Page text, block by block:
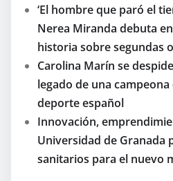
‘El hombre que paró el
Nerea Miranda debuta
historia sobre segundas
Carolina Marín se
legado de una
deporte español
Innovación,
Universidad de Granada
sanitarios para el nuevo